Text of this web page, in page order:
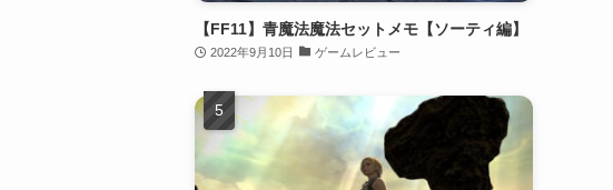
【FF11】青魔法魔法セットメモ【ソーティ編】
2022年9月10日 ゲームレビュー